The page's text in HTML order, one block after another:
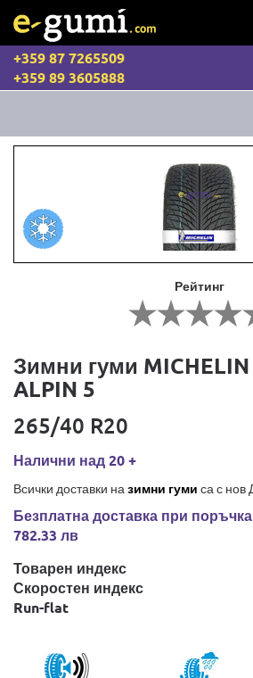
+359 87 7265509
+359 89 3605888
Рейтинг
Зимни гуми MICHELIN
ALPIN 5
265/40 R20
Налични над 20 +
Всички доставки на зимни гуми са с нов
Безплатна доставка при
782.33 лв
Товарен индекс
Скоростен индекс
Run-flat